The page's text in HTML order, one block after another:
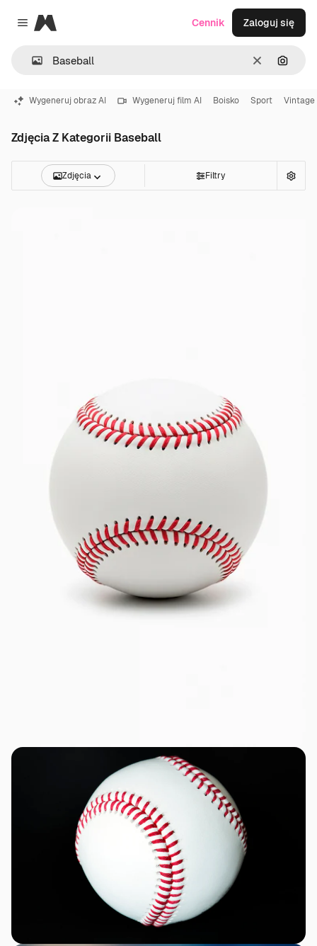
Close menu
Magnific
WyczyśćSzukaj
Cennik Zaloguj się
Wygeneruj obraz AI Wygeneruj film AI Boisko Sport Vintage
Zdjęcia Z Kategorii Baseball
Zdjęcia Filtry